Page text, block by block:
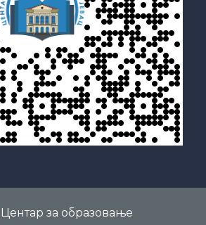
за образовање